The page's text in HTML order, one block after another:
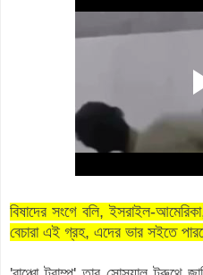
বিষাদের সংগে বলি, ইসরাইল-
বেচারা এই গ্রহ, এদের ভার সইতে